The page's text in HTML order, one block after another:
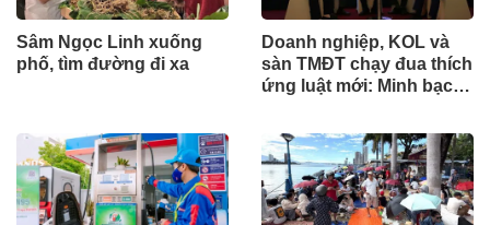
Sâm Ngọc Linh xuống
phố, tìm đường đi xa
Doanh nghiệp, KOL và
sàn TMĐT chạy đua thích
ứng luật mới: Minh bạch